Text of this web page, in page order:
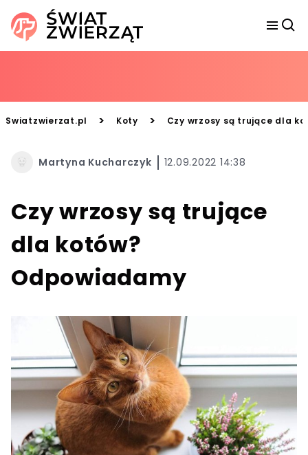
Swiatzwierzat.pl > Koty > Czy wrzosy są trujące dla
Martyna Kucharczyk 12.09.2022 14:38
Czy wrzosy są trujące
dla kotów?
Odpowiadamy